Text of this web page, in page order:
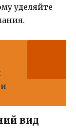
уделяйте
вид